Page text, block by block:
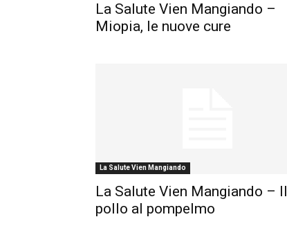
La Salute Vien Mangiando –
Miopia, le nuove cure
La Salute Vien Mangiando
La Salute Vien Mangiando – Il
pollo al pompelmo